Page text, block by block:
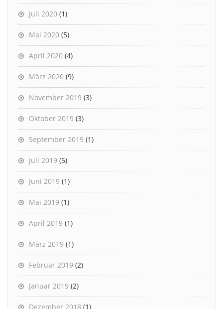
Juli 2020 (1)
Mai 2020 (5)
April 2020 (4)
März 2020 (9)
November 2019 (3)
Oktober 2019 (3)
September 2019 (1)
Juli 2019 (5)
Juni 2019 (1)
Mai 2019 (1)
April 2019 (1)
März 2019 (1)
Februar 2019 (2)
Januar 2019 (2)
Dezember 2018 (1)